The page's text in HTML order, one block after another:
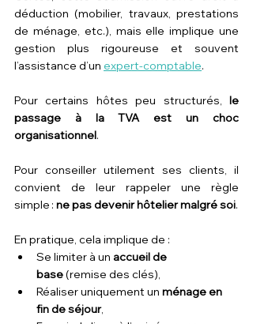
déduction (mobilier, travaux, prestations
de ménage, etc.), mais elle implique une
gestion plus rigoureuse et souvent
l’assistance d’un expert-comptable.
Pour certains hôtes peu structurés, le
passage à la TVA est un choc
organisationnel.
Pour conseiller utilement ses clients, il
convient de leur rappeler une règle
simple : ne pas devenir hôtelier malgré soi.
En pratique, cela implique de :
Se limiter à un accueil de
base (remise des clés),
Réaliser uniquement un ménage en
fin de séjour,